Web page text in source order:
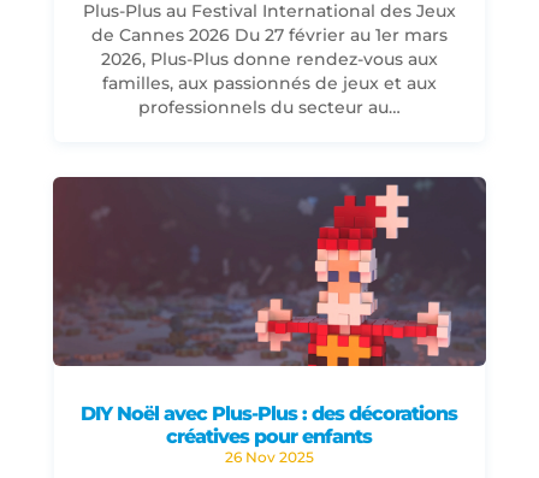
Plus-Plus au Festival International des Jeux
de Cannes 2026 Du 27 février au 1er mars
2026, Plus-Plus donne rendez-vous aux
familles, aux passionnés de jeux et aux
professionnels du secteur au…
DIY Noël avec Plus-Plus : des décorations
créatives pour enfants
26 Nov 2025